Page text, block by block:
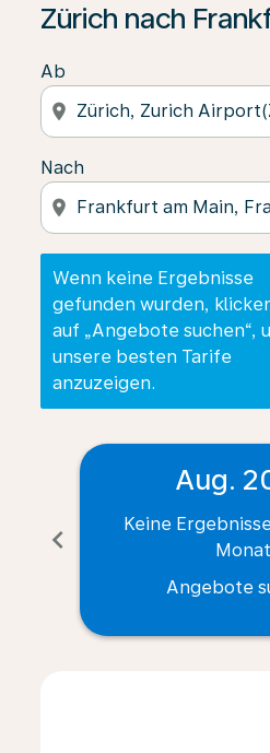
Zürich nach
Ab
location_on
Nach
location_on
Wenn keine Ergebnisse
gefunden wurden,
auf „Angebote suchen“,
unsere besten Tarife
anzuzeigen.
chevron_left
Aug.
Keine
Monat
Angebote